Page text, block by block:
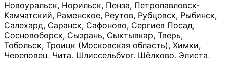
Новоуральск, Норильск, Пенза, Петропавловск-
Камчатский, Раменское, Реутов, Рубцовск, Рыбинск,
Салехард, Саранск, Сафоново, Сергиев Посад,
Сосновоборск, Сызрань, Сыктывкар, Тверь,
Тобольск, Троицк (Московская область), Химки,
Череповец, Чита, Шлиссельбург, Щёлково, Элиста,